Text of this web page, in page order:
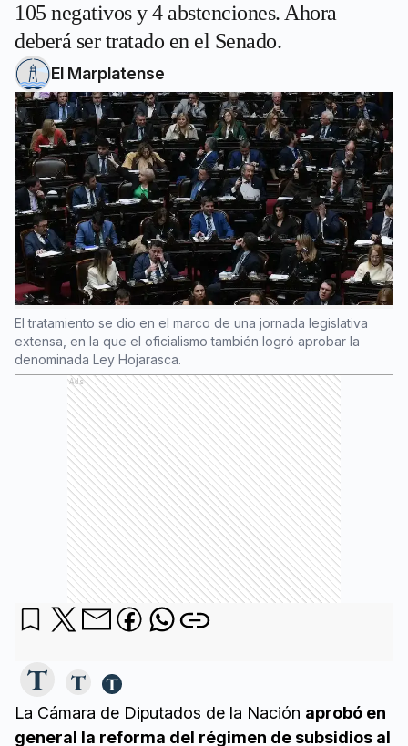
105 negativos y 4 abstenciones. Ahora
deberá ser tratado en el Senado.
El Marplatense
El tratamiento se dio en el marco de una jornada legislativa
extensa, en la que el oficialismo también logró aprobar la
denominada Ley Hojarasca.
Ads
La Cámara de Diputados de la Nación aprobó en
general la reforma del régimen de subsidios al